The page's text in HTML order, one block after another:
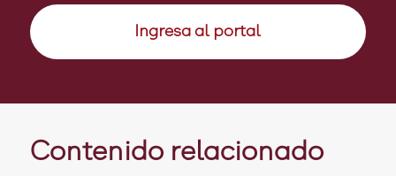
Ingresa al portal
Contenido relacionado